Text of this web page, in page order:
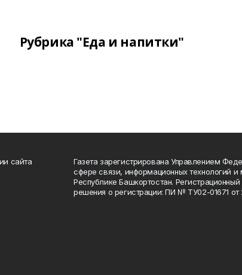
Рубрика "Еда и напитки"
сайта
Газета зарегистрирована Управлением
сфере связи, информационных технологий
Республике Башкортостан.
решения о регистрации: ПИ № ТУ02-01671 от